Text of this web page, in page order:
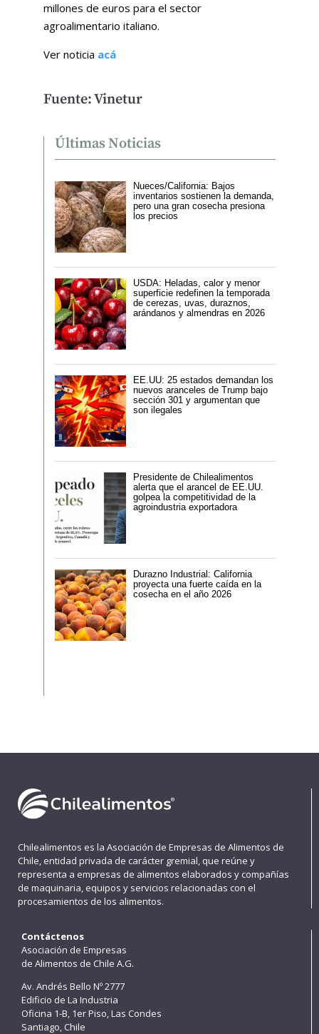
millones de euros para el sector
agroalimentario italiano.
Ver noticia acá
Fuente: Vinetur
Últimas Noticias
Nueces/California: Bajos
inventarios sostienen la demanda,
pero una gran cosecha presiona
los precios
USDA: Heladas, calor y menor
superficie redefinen la temporada
de cerezas, uvas, duraznos,
arándanos y almendras en 2026
EE.UU: 25 estados demandan los
nuevos aranceles de Trump bajo
sección 301 y argumentan que
son ilegales
Presidente de Chilealimentos
alerta que el arancel de EE.UU.
golpea la competitividad de la
agroindustria exportadora
Durazno Industrial: California
proyecta una fuerte caída en la
cosecha en el año 2026
Chilealimentos es la Asociación de Empresas de Alimentos de
Chile, entidad privada de carácter gremial, que reúne y
representa a empresas de alimentos elaborados y compañías
de maquinaria, equipos y servicios relacionadas con el
procesamientos de los alimentos.
Contáctenos
Asociación de Empresas
de Alimentos de Chile A.G.
Av. Andrés Bello Nº 2777
Edificio de La Industria
Oficina 1-B, 1er Piso, Las Condes
Santiago, Chile